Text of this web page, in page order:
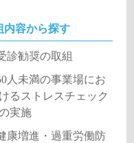
内容から探す
診勧奨の取組
人未満の事業場にお
けるストレスチェック
実施
康増進・過重労働防